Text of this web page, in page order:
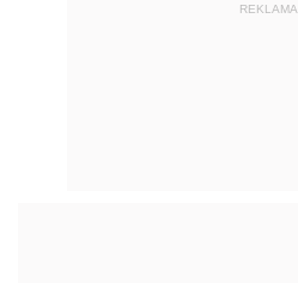
REKLAMA